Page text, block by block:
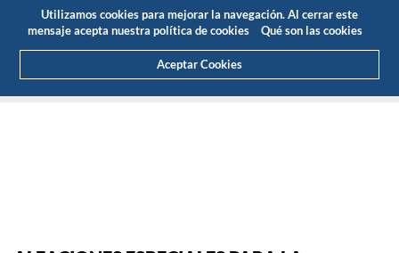
Utilizamos cookies para mejorar la navegación. Al cerrar este
mensaje acepta nuestra política de cookies
Qué son las cookies
Aceptar Cookies
Área Cliente
Presupuesto(0)